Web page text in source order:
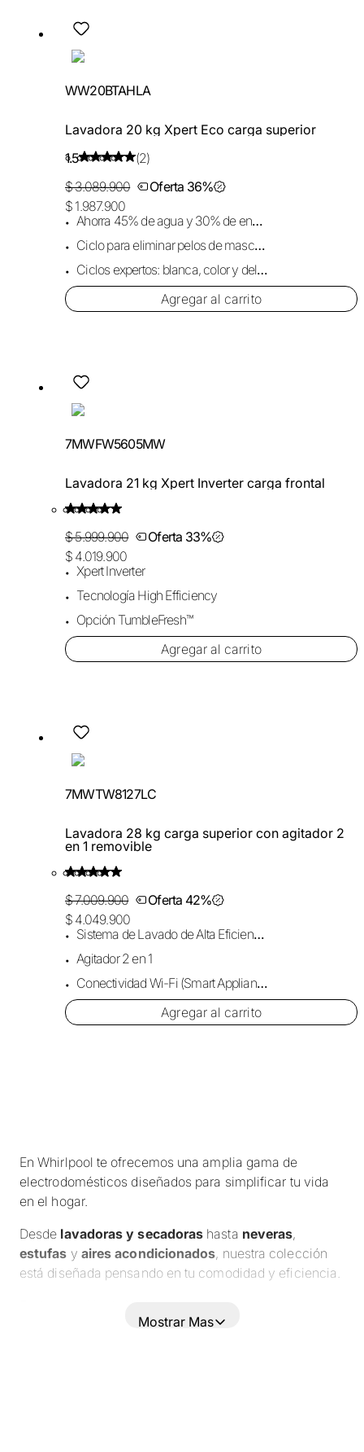
WW20BTAHLA
Lavadora 20 kg Xpert Eco carga superior
1.5
(2)
$ 3.089.900
Oferta 36%
$ 1.987.900
Ahorra 45% de agua y 30% de energía por carga.
Ciclo para eliminar pelos de mascotas.
Ciclos expertos: blanca, color y delicada.
Agregar al carrito
7MWFW5605MW
Lavadora 21 kg Xpert Inverter carga frontal
$ 5.999.900
Oferta 33%
$ 4.019.900
Xpert Inverter
Tecnología High Efficiency
Opción TumbleFresh™
Agregar al carrito
7MWTW8127LC
Lavadora 28 kg carga superior con agitador 2
en 1 removible
$ 7.009.900
Oferta 42%
$ 4.049.900
Sistema de Lavado de Alta Eficiencia HE
Agitador 2 en 1
Conectividad Wi-Fi (Smart Appliance)
Agregar al carrito
En Whirlpool te ofrecemos una amplia gama de
electrodomésticos diseñados para simplificar tu vida
en el hogar.
Desde lavadoras y secadoras hasta neveras,
estufas y aires acondicionados, nuestra colección
está diseñada pensando en tu comodidad y eficiencia.
electrodomésticos perfectos para cada espacio de tu
Mostrar Mas